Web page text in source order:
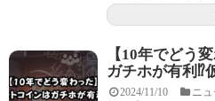
【10年でどう
ガチホが有利⁉
2024/11/10 ニ